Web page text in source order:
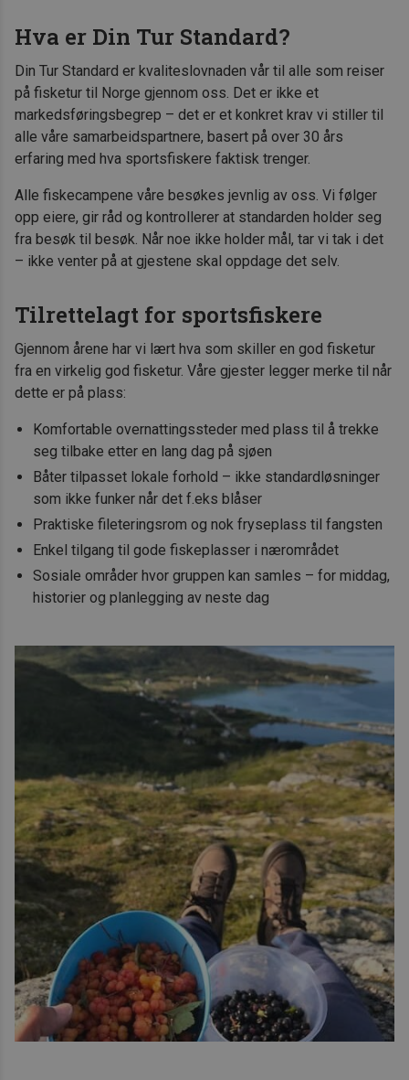
Hva er Din Tur Standard?
Din Tur Standard er kvaliteslovnaden vår til alle som reiser
på fisketur til Norge gjennom oss. Det er ikke et
markedsføringsbegrep – det er et konkret krav vi stiller til
alle våre samarbeidspartnere, basert på over 30 års
erfaring med hva sportsfiskere faktisk trenger.
Alle fiskecampene våre besøkes jevnlig av oss. Vi følger
opp eiere, gir råd og kontrollerer at standarden holder seg
fra besøk til besøk. Når noe ikke holder mål, tar vi tak i det
– ikke venter på at gjestene skal oppdage det selv.
Tilrettelagt for sportsfiskere
Gjennom årene har vi lært hva som skiller en god fisketur
fra en virkelig god fisketur. Våre gjester legger merke til når
dette er på plass:
Komfortable overnattingssteder med plass til å trekke
seg tilbake etter en lang dag på sjøen
Båter tilpasset lokale forhold – ikke standardløsninger
som ikke funker når det f.eks blåser
Praktiske fileteringsrom og nok fryseplass til fangsten
Enkel tilgang til gode fiskeplasser i nærområdet
Sosiale områder hvor gruppen kan samles – for middag,
historier og planlegging av neste dag